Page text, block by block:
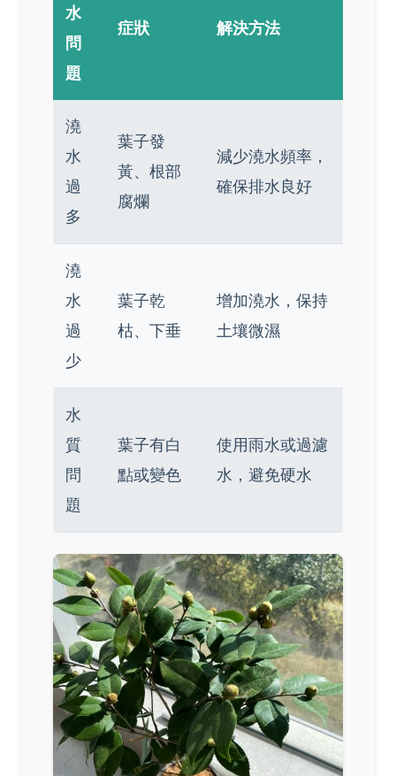
水
問
題
症狀 解決方法
澆
水
過
多
葉子發
黃、根部
腐爛
減少澆水頻率，
確保排水良好
澆
水
過
少
葉子乾
枯、下垂
增加澆水，保持
土壤微濕
水
質
問
題
葉子有白
點或變色
使用雨水或過濾
水，避免硬水